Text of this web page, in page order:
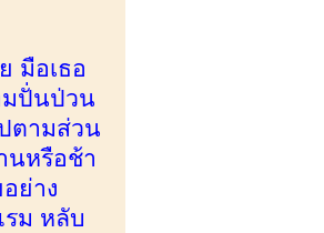
มือเธอ
มปั่นป่วน
ตามส่วน
นหรือช้า
ย่าง
ม หลับ